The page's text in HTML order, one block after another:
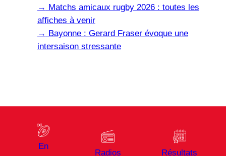
→ Matchs amicaux rugby 2026 : toutes les
affiches à venir
→ Bayonne : Gerard Fraser évoque une
intersaison stressante
En
Radios Résultats